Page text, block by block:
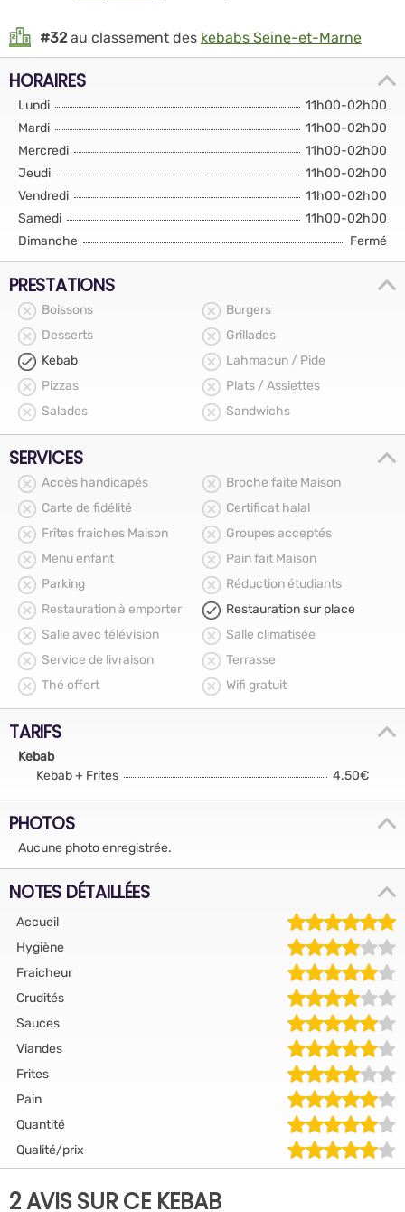
#32au classement des kebabs Seine-et-Marne
HORAIRES
Lundi
11h00-02h00
Mardi
11h00-02h00
Mercredi
11h00-02h00
Jeudi
11h00-02h00
Vendredi
11h00-02h00
Samedi
11h00-02h00
Dimanche
Fermé
PRESTATIONS
Boissons
Burgers
Desserts
Grillades
Kebab
Lahmacun / Pide
Pizzas
Plats / Assiettes
Salades
Sandwichs
SERVICES
Accès handicapés
Broche faite Maison
Carte de fidélité
Certificat halal
Frîtes fraiches Maison
Groupes acceptés
Menu enfant
Pain fait Maison
Parking
Réduction étudiants
Restauration à emporter
Restauration sur place
Salle avec télévision
Salle climatisée
Service de livraison
Terrasse
Thé offert
Wifi gratuit
TARIFS
Kebab
Kebab + Frites
4.50€
PHOTOS
Aucune photo enregistrée.
NOTES DÉTAILLÉES
Accueil
Hygiène
Fraicheur
Crudités
Sauces
Viandes
Frites
Pain
Quantité
Qualité/prix
2 AVIS SUR CE KEBAB